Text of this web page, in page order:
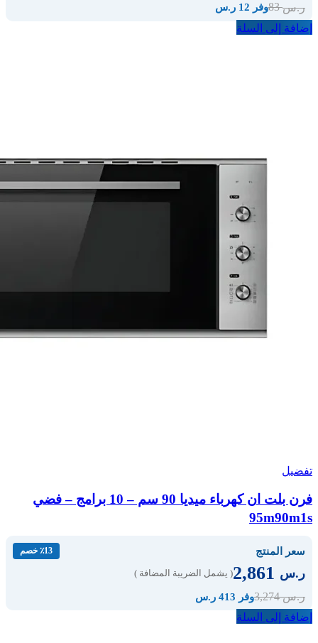
ر.س83 وفر 12 ر.س
إضافة إلى السلة
تفضيل
فرن بلت ان كهرباء ميديا 90 سم – 10 برامج – فضي
95m90m1s
سعر المنتج ٪13 خصم
ر.س ( يشمل الضريبة المضافة )
ر.س3,274 وفر 413 ر.س
إضافة إلى السلة